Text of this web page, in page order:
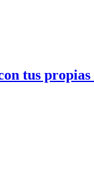
tus propias